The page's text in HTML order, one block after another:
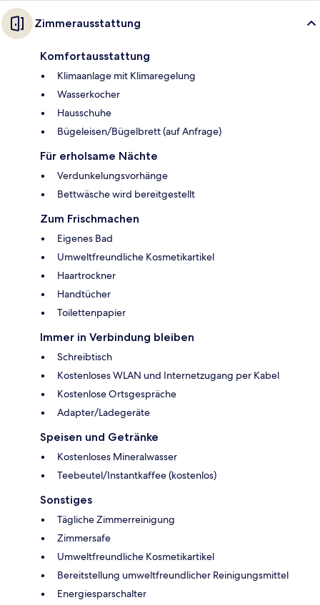
Zimmerausstattung
Komfortausstattung
Klimaanlage mit Klimaregelung
Wasserkocher
Hausschuhe
Bügeleisen/Bügelbrett (auf Anfrage)
Für erholsame Nächte
Verdunkelungsvorhänge
Bettwäsche wird bereitgestellt
Zum Frischmachen
Eigenes Bad
Umweltfreundliche Kosmetikartikel
Haartrockner
Handtücher
Toilettenpapier
Immer in Verbindung bleiben
Schreibtisch
Kostenloses WLAN und Internetzugang per Kabel
Kostenlose Ortsgespräche
Adapter/Ladegeräte
Speisen und Getränke
Kostenloses Mineralwasser
Teebeutel/Instantkaffee (kostenlos)
Sonstiges
Tägliche Zimmerreinigung
Zimmersafe
Umweltfreundliche Kosmetikartikel
Bereitstellung umweltfreundlicher Reinigungsmittel
Energiesparschalter